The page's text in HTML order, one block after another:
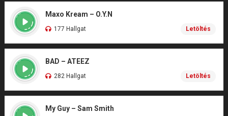
Maxo Kream – O.Y.N
177 Hallgat Letöltés
BAD – ATEEZ
282 Hallgat Letöltés
My Guy – Sam Smith